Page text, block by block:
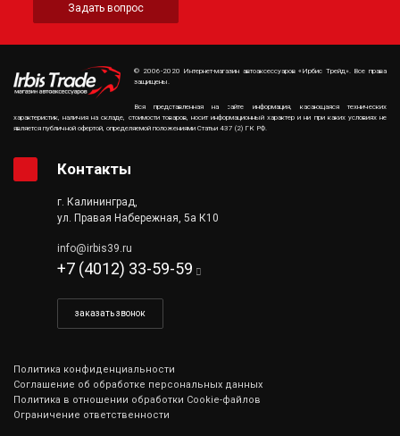
Задать вопрос
© 2006-2020 Интернет-магазин автоаксессуаров «Ирбис Трейд». Все права
защищены.
Вся представленная на сайте информация, касающаяся технических
характеристик, наличия на складе, стоимости товаров, носит информационный характер и ни при каких условиях не
является публичной офертой, определяемой положениями Статьи 437 (2) ГК РФ.
Контакты
г. Калининград,
ул. Правая Набережная, 5а К10
info@irbis39.ru
+7 (4012) 33-59-59
заказать звонок
Политика конфиденциальности
Соглашение об обработке персональных данных
Политика в отношении обработки Cookie-файлов
Ограничение ответственности